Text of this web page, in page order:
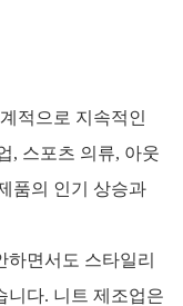
적으로 지속적인
, 스포츠 의류, 아웃
품의 인기 상승과
면서도 스타일리
니다. 니트 제조업은